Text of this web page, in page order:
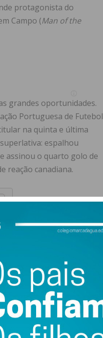
protagonista do
Campo (Man of the
grandes oportunidades.
Portuguesa de Futebol
na quinta e última
espalhou
assinou o quarto golo de
reação canadiana.
percurso desportivo
do Móvel que o
principal quando ainda